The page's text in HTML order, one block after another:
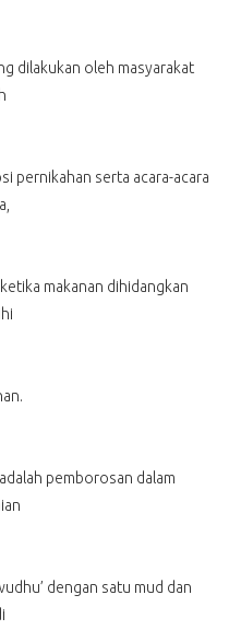
dilakukan oleh masyarakat
pernikahan serta acara-acara
makanan dihidangkan
pemborosan dalam
dengan satu mud dan